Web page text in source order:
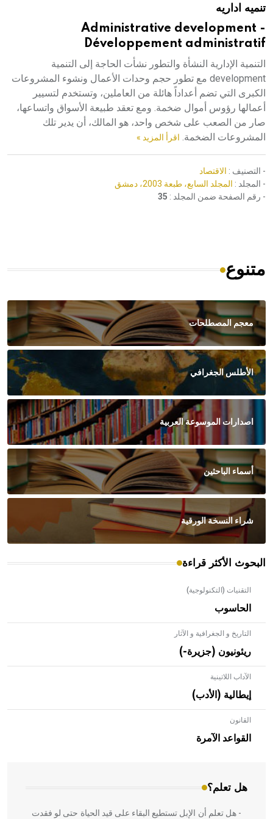
هيئة الموسوعة العربية تطلق موسوعات جديدة في عام 2026تنميه اداريه
Administrative development -
Développement administratif
التنمية الإدارية النشأة والتطور نشأت الحاجة إلى التنمية
development مع تطور حجم وحدات الأعمال ونشوء المشروعات
الكبرى التي تضم أعداداً هائلة من العاملين، وتستخدم لتسيير
أعمالها رؤوس أموال ضخمة. ومع تعقد طبيعة الأسواق واتساعها،
صار من الصعب على شخص واحد، هو المالك، أن يدير تلك
المشروعات الضخمة. اقرأ المزيد »
- التصنيف : الاقتصاد
- المجلد : المجلد السابع، طبعة 2003، دمشق
- رقم الصفحة ضمن المجلد : 35
متنوع
معجم المصطلحات
الأطلس الجغرافي
اصدارات الموسوعة العربية
أسماء الباحثين
شراء النسخة الورقية
البحوث الأكثر قراءة
التقنيات (التكنولوجية)
الحاسوب
التاريخ و الجغرافية و الآثار
ريئونيون (جزيرة-)
الآداب اللاتينية
إيطالية (الأدب)
القانون
القواعد الآمرة
هل تعلم؟
- هل تعلم أن الأبلق نوع من الفنون الهندسية التي ارتبطت
بالعمارة الإسلامية في بلاد الشام ومصر خاصة، حيث يحرص
المعمار على بناء مداميكه وخاصة في الواجهات
- هل تعلم أن الإبل تستطيع البقاء على قيد الحياة حتى لو فقدت